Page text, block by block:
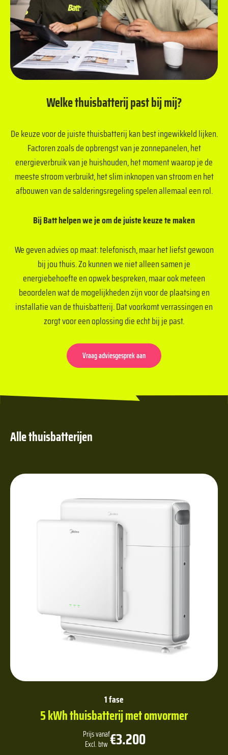
Welke thuisbatterij past bij mij?
De keuze voor de juiste thuisbatterij kan best ingewikkeld lijken.
Factoren zoals de opbrengst van je zonnepanelen, het
energieverbruik van je huishouden, het moment waarop je de
meeste stroom verbruikt, het slim inknopen van stroom en het
afbouwen van de salderingsregeling spelen allemaal een rol.
Bij Batt helpen we je om de juiste keuze te maken
We geven advies op maat: telefonisch, maar het liefst gewoon
bij jou thuis. Zo kunnen we niet alleen samen je
energiebehoefte en opwek bespreken, maar ook meteen
beoordelen wat de mogelijkheden zijn voor de plaatsing en
installatie van de thuisbatterij. Dat voorkomt verrassingen en
zorgt voor een oplossing die echt bij je past.
Vraag adviesgesprek aan
Alle thuisbatterijen
1 fase
5 kWh thuisbatterij met omvormer
Prijs vanaf
Excl. btw€3.200